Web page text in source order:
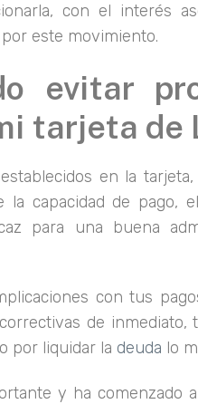
con el interés
este movimiento.
evitar
tarjeta de
en la
la capacidad de pago,
para una buena
con tus
de
por liquidar la deuda lo
y ha comenzado